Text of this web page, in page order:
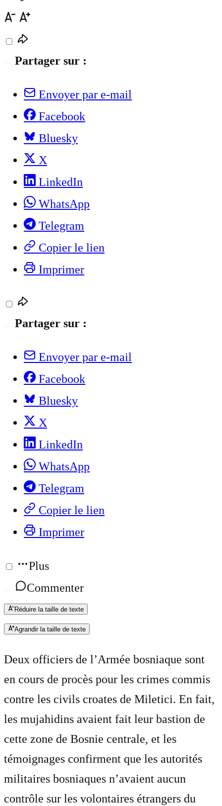
Partager sur :
Envoyer par e-mail
Facebook
Bluesky
X
LinkedIn
WhatsApp
Telegram
Copier le lien
Imprimer
Partager sur :
Envoyer par e-mail
Facebook
Bluesky
X
LinkedIn
WhatsApp
Telegram
Copier le lien
Imprimer
Plus
Commenter
Réduire la taille de texte
Agrandir la taille de texte
Deux officiers de l’Armée bosniaque sont
en cours de procès pour les crimes commis
contre les civils croates de Miletici. En fait,
les mujahidins avaient fait leur bastion de
cette zone de Bosnie centrale, et les
témoignages confirment que les autorités
militaires bosniaques n’avaient aucun
contrôle sur les volontaires étrangers du